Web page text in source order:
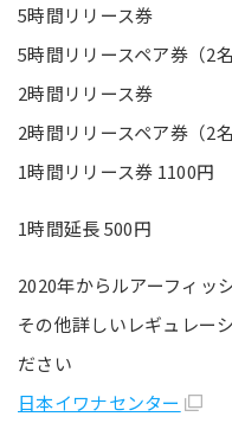
5時間リリース
5時間リリースペア券（2
2時間リリース
2時間リリースペア券（2
1時間リリース券 1100円
1時間延長 500円
2020年からルアーフィッ
その他詳しいレギュレー
ださい
日本イワナセンター